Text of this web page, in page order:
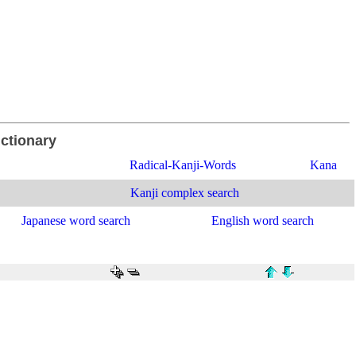
Radical-Kanji-Words Kana
Kanji complex search
Japanese word search English word search